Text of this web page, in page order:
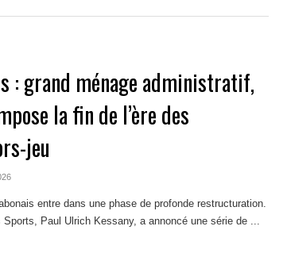
: grand ménage administratif,
la fin de l’ère des
jeu
entre dans une phase de profonde restructuration.
Paul Ulrich Kessany, a annoncé une série de ...